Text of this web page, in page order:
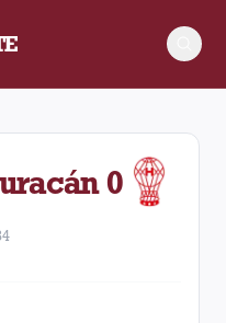
Huracán disputado el
0